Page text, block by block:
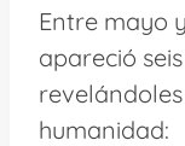
Entre mayo
apareció
humanidad: